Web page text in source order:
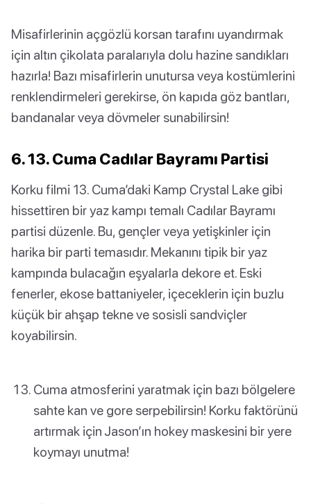
Misafirlerinin açgözlü korsan tarafını uyandırmak
için altın çikolata paralarıyla dolu hazine sandıkları
hazırla! Bazı misafirlerin unutursa veya kostümlerini
renklendirmeleri gerekirse, ön kapıda göz bantları,
bandanalar veya dövmeler sunabilirsin!
6. 13. Cuma Cadılar Bayramı Partisi
Korku filmi 13. Cuma’daki Kamp Crystal Lake gibi
hissettiren bir yaz kampı temalı Cadılar Bayramı
partisi düzenle. Bu, gençler veya yetişkinler için
harika bir parti temasıdır. Mekanını tipik bir yaz
kampında bulacağın eşyalarla dekore et. Eski
fenerler, ekose battaniyeler, içeceklerin için buzlu
küçük bir ahşap tekne ve sosisli sandviçler
koyabilirsin.
Cuma atmosferini yaratmak için bazı bölgelere
sahte kan ve gore serpebilirsin! Korku faktörünü
artırmak için Jason’ın hokey maskesini bir yere
koymayı unutma!